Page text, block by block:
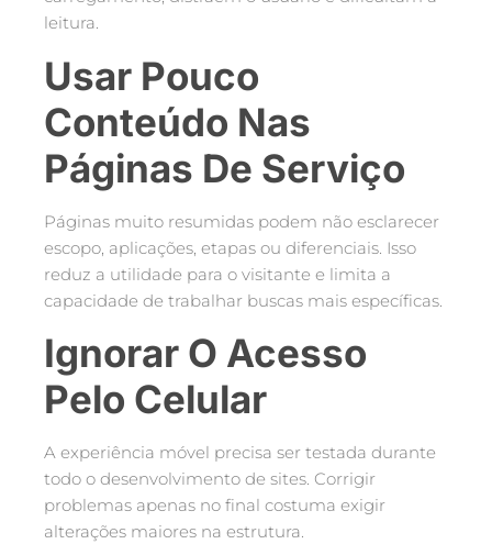
leitura.
Usar Pouco
Conteúdo Nas
Páginas De Serviço
Páginas muito resumidas podem não esclarecer
escopo, aplicações, etapas ou diferenciais. Isso
reduz a utilidade para o visitante e limita a
capacidade de trabalhar buscas mais específicas.
Ignorar O Acesso
Pelo Celular
A experiência móvel precisa ser testada durante
todo o desenvolvimento de sites. Corrigir
problemas apenas no final costuma exigir
alterações maiores na estrutura.